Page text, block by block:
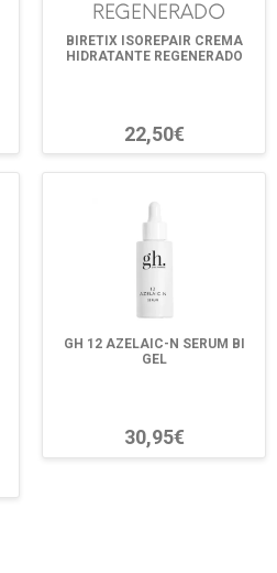
BIRETIX ISOREPAIR CREMA
HIDRATANTE REGENERADO
22,50€
GH 12 AZELAIC-N SERUM BI
GEL
30,95€